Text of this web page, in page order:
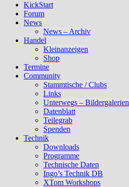
KickStart
Forum
News
News – Archiv
Handel
Kleinanzeigen
Shop
Termine
Community
Stammtische / Clubs
Links
Unterwegs – Bildergalerien
Datenblatt
Teilegrab
Spenden
Technik
Downloads
Programme
Technische Daten
Ingo’s Technik DB
XTom Workshops